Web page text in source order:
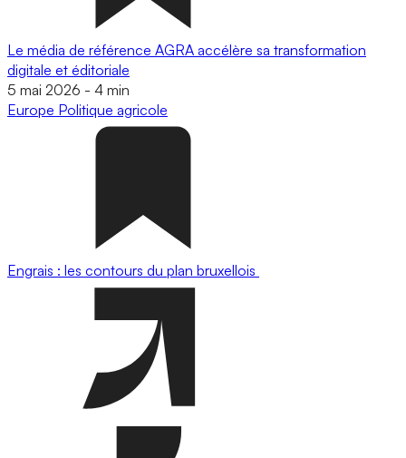
Le média de référence AGRA accélère sa transformation
digitale et éditoriale
5 mai 2026 - 4 min
Europe Politique agricole
Engrais : les contours du plan bruxellois